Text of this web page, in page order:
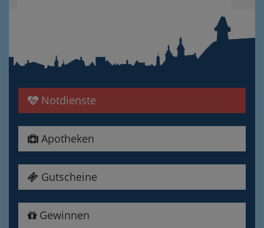
Notdienste
Apotheken
Gutscheine
Gewinnen